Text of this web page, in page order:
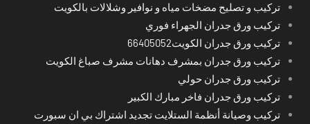
تركيب و تصليح مضخات مياه و نوافير وشلالات بالكويت
تركيب ورق جدران الجهراء فوري
تركيب ورق جدران الكويت66405052
تركيب ورق جدران بمشرف دهانات مشرف صباغ الكويت
تركيب ورق جدران حولي
تركيب ورق جدران فاخر مبارك الكبير
تركيب وصيانة أنظمة الستلايت تجديد اشتراك بي ان سبورت